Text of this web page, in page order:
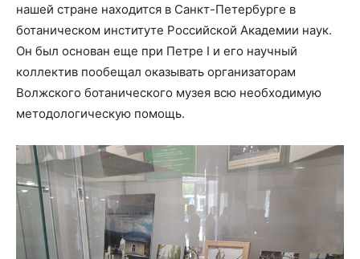
нашей стране находится в Санкт-Петербурге в
ботаническом институте Российской Академии наук.
Он был основан еще при Петре I и его научный
коллектив пообещал оказывать организаторам
Волжского ботанического музея всю необходимую
методологическую помощь.